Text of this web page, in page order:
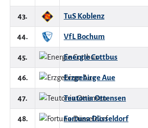
43. TuS Koblenz
44. VfL Bochum
45. Energie Cottbus
46. Erzgebirge Aue
47. Teutonia Ottensen
48. Fortuna Düsseldorf